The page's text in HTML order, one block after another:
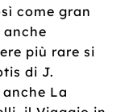
come gran
anche
più rare si
di J.
La